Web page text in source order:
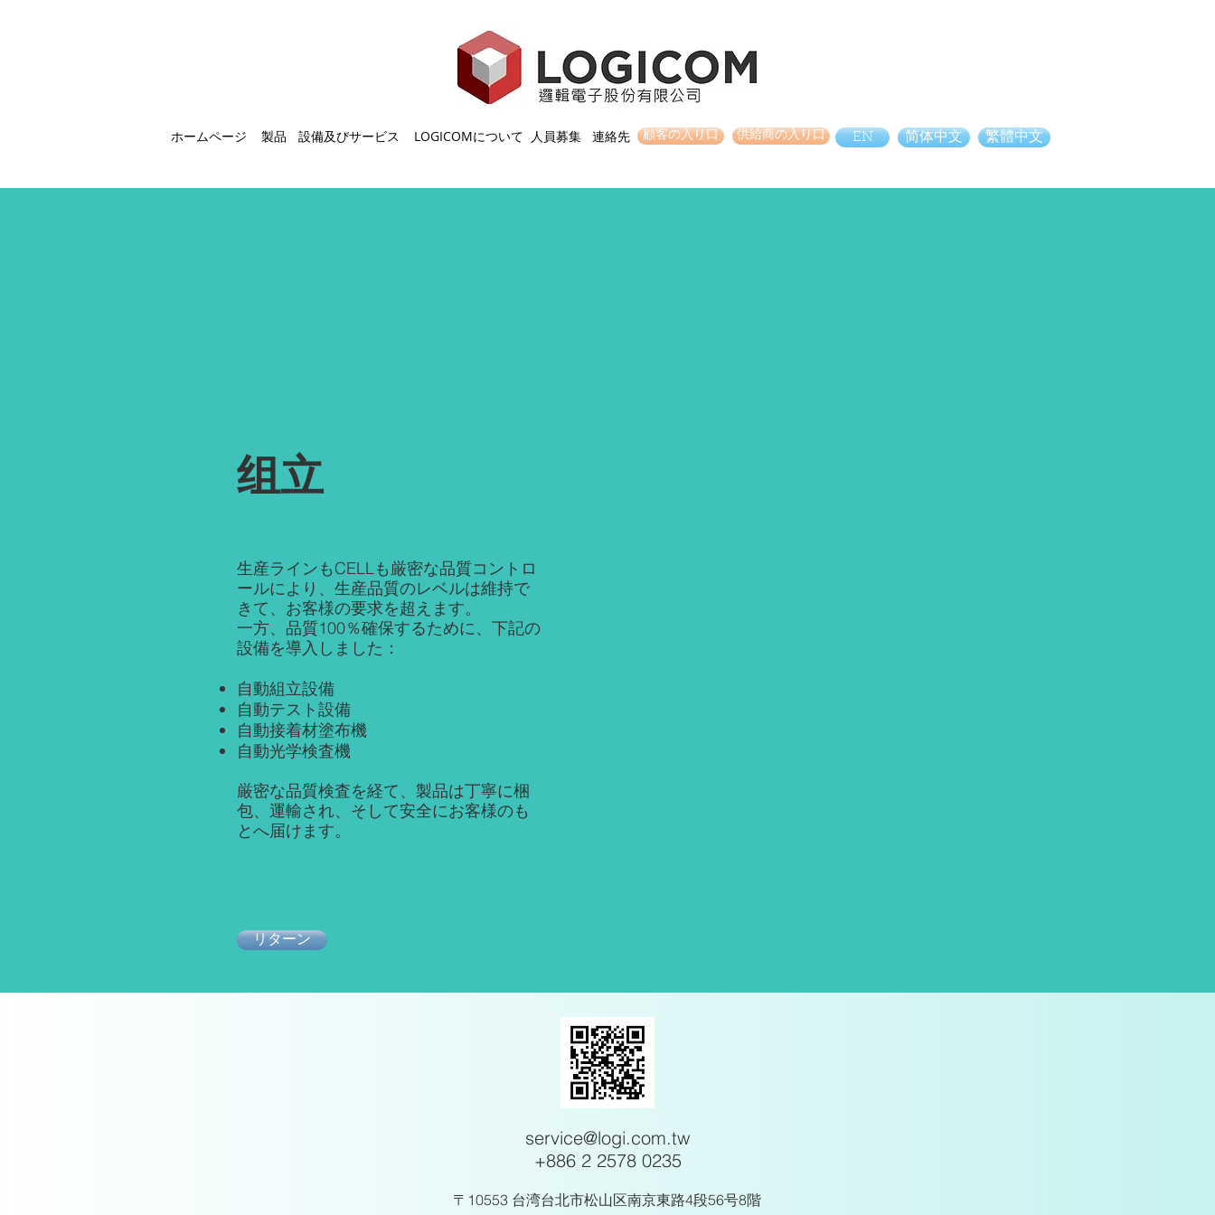
ホームページ 製品 設備及びサービス LOGICOMについて 人員募集 連絡先 顧客の入り口 供給商の入り口 EN 简体中文 繁體中文
组立
生産ラインもCELLも厳密な品質コントロ
ールにより、生産品質のレベルは維持で
きて、お客様の要求を超えます。
一方、品質100％確保するために、下記の
設備を導入しました：
自動組立設備
自動テスト設備
自動接着材塗布機
自動光学検査機
厳密な品質検査を経て、製品は丁寧に梱
包、運輸され、そして安全にお客様のも
とへ届けます。
リターン
service@logi.com.tw
+886 2 2578 0235
〒10553 台湾台北市松山区南京東路4段56号8階